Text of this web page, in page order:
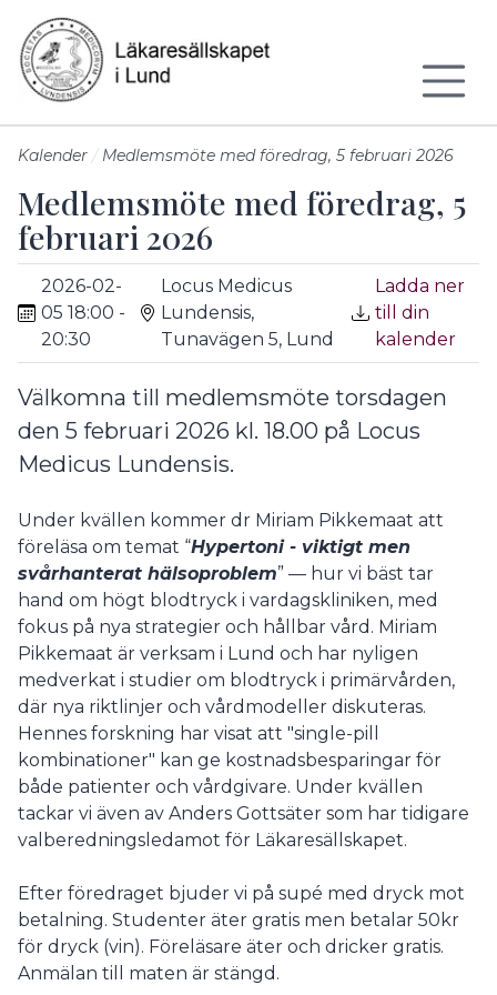
Kalender Medlemsmöte med föredrag, 5 februari 2026
Medlemsmöte med föredrag, 5
februari 2026
2026-02-
05 18:00 -
20:30
Locus Medicus
Lundensis,
Tunavägen 5, Lund
Ladda ner
till din
kalender
Välkomna till medlemsmöte torsdagen
den 5 februari 2026 kl. 18.00 på Locus
Medicus Lundensis.
Under kvällen kommer dr Miriam Pikkemaat att
föreläsa om temat “Hypertoni - viktigt men
svårhanterat hälsoproblem” — hur vi bäst tar
hand om högt blodtryck i vardagskliniken, med
fokus på nya strategier och hållbar vård. Miriam
Pikkemaat är verksam i Lund och har nyligen
medverkat i studier om blodtryck i primärvården,
där nya riktlinjer och vårdmodeller diskuteras.
Hennes forskning har visat att "single-pill
kombinationer" kan ge kostnadsbesparingar för
både patienter och vårdgivare. Under kvällen
tackar vi även av Anders Gottsäter som har tidigare
valberedningsledamot för Läkaresällskapet.
Efter föredraget bjuder vi på supé med dryck mot
betalning. Studenter äter gratis men betalar 50kr
för dryck (vin). Föreläsare äter och dricker gratis.
Anmälan till maten är stängd.